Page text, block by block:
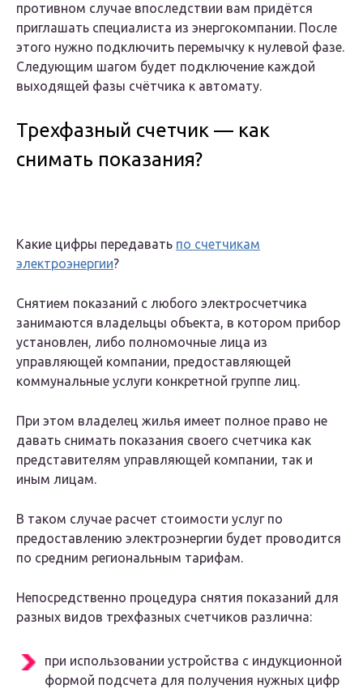
противном случае впоследствии вам придётся
приглашать специалиста из энергокомпании. После
этого нужно подключить перемычку к нулевой фазе.
Следующим шагом будет подключение каждой
выходящей фазы счётчика к автомату.
Трехфазный счетчик — как
снимать показания?
Какие цифры передавать по счетчикам
электроэнергии?
Снятием показаний с любого электросчетчика
занимаются владельцы объекта, в котором прибор
установлен, либо полномочные лица из
управляющей компании, предоставляющей
коммунальные услуги конкретной группе лиц.
При этом владелец жилья имеет полное право не
давать снимать показания своего счетчика как
представителям управляющей компании, так и
иным лицам.
В таком случае расчет стоимости услуг по
предоставлению электроэнергии будет проводится
по средним региональным тарифам.
Непосредственно процедура снятия показаний для
разных видов трехфазных счетчиков различна:
при использовании устройства с индукционной
формой подсчета для получения нужных цифр